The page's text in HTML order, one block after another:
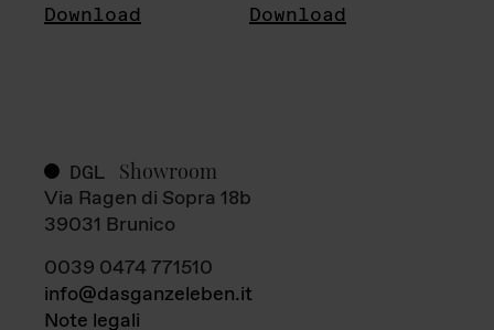
Download Download
DGL Showroom
Via Ragen di Sopra 18b
39031 Brunico
0039 0474 771510
info@dasganzeleben.it
Note legali